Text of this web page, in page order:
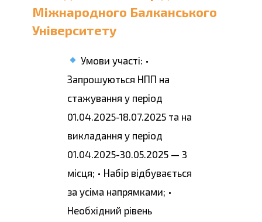
Міжнародного Балканського
Університету
Умови участі: •
Запрошуються НПП на
стажування у період
01.04.2025-18.07.2025 та на
викладання у період
01.04.2025-30.05.2025 — 3
місця; • Набір відбувається
за усіма напрямками; •
Необхідний рівень